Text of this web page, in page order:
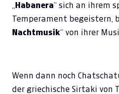
Habanera“ sich an ihrem
Temperament begeistern,
Nachtmusik“ von ihrer
Wenn dann noch
der griechische Sirtaki von